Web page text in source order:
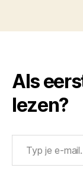
Als
lezen?
Typ je e-mail...